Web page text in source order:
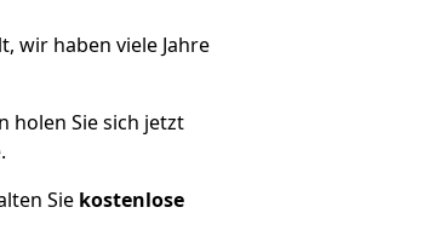
wir haben viele Jahre
holen Sie sich jetzt
Sie kostenlose